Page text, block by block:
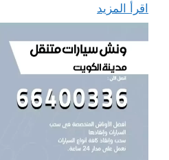
اقرأ المزيد